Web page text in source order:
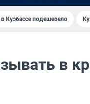
Кузбассе подешевело
в